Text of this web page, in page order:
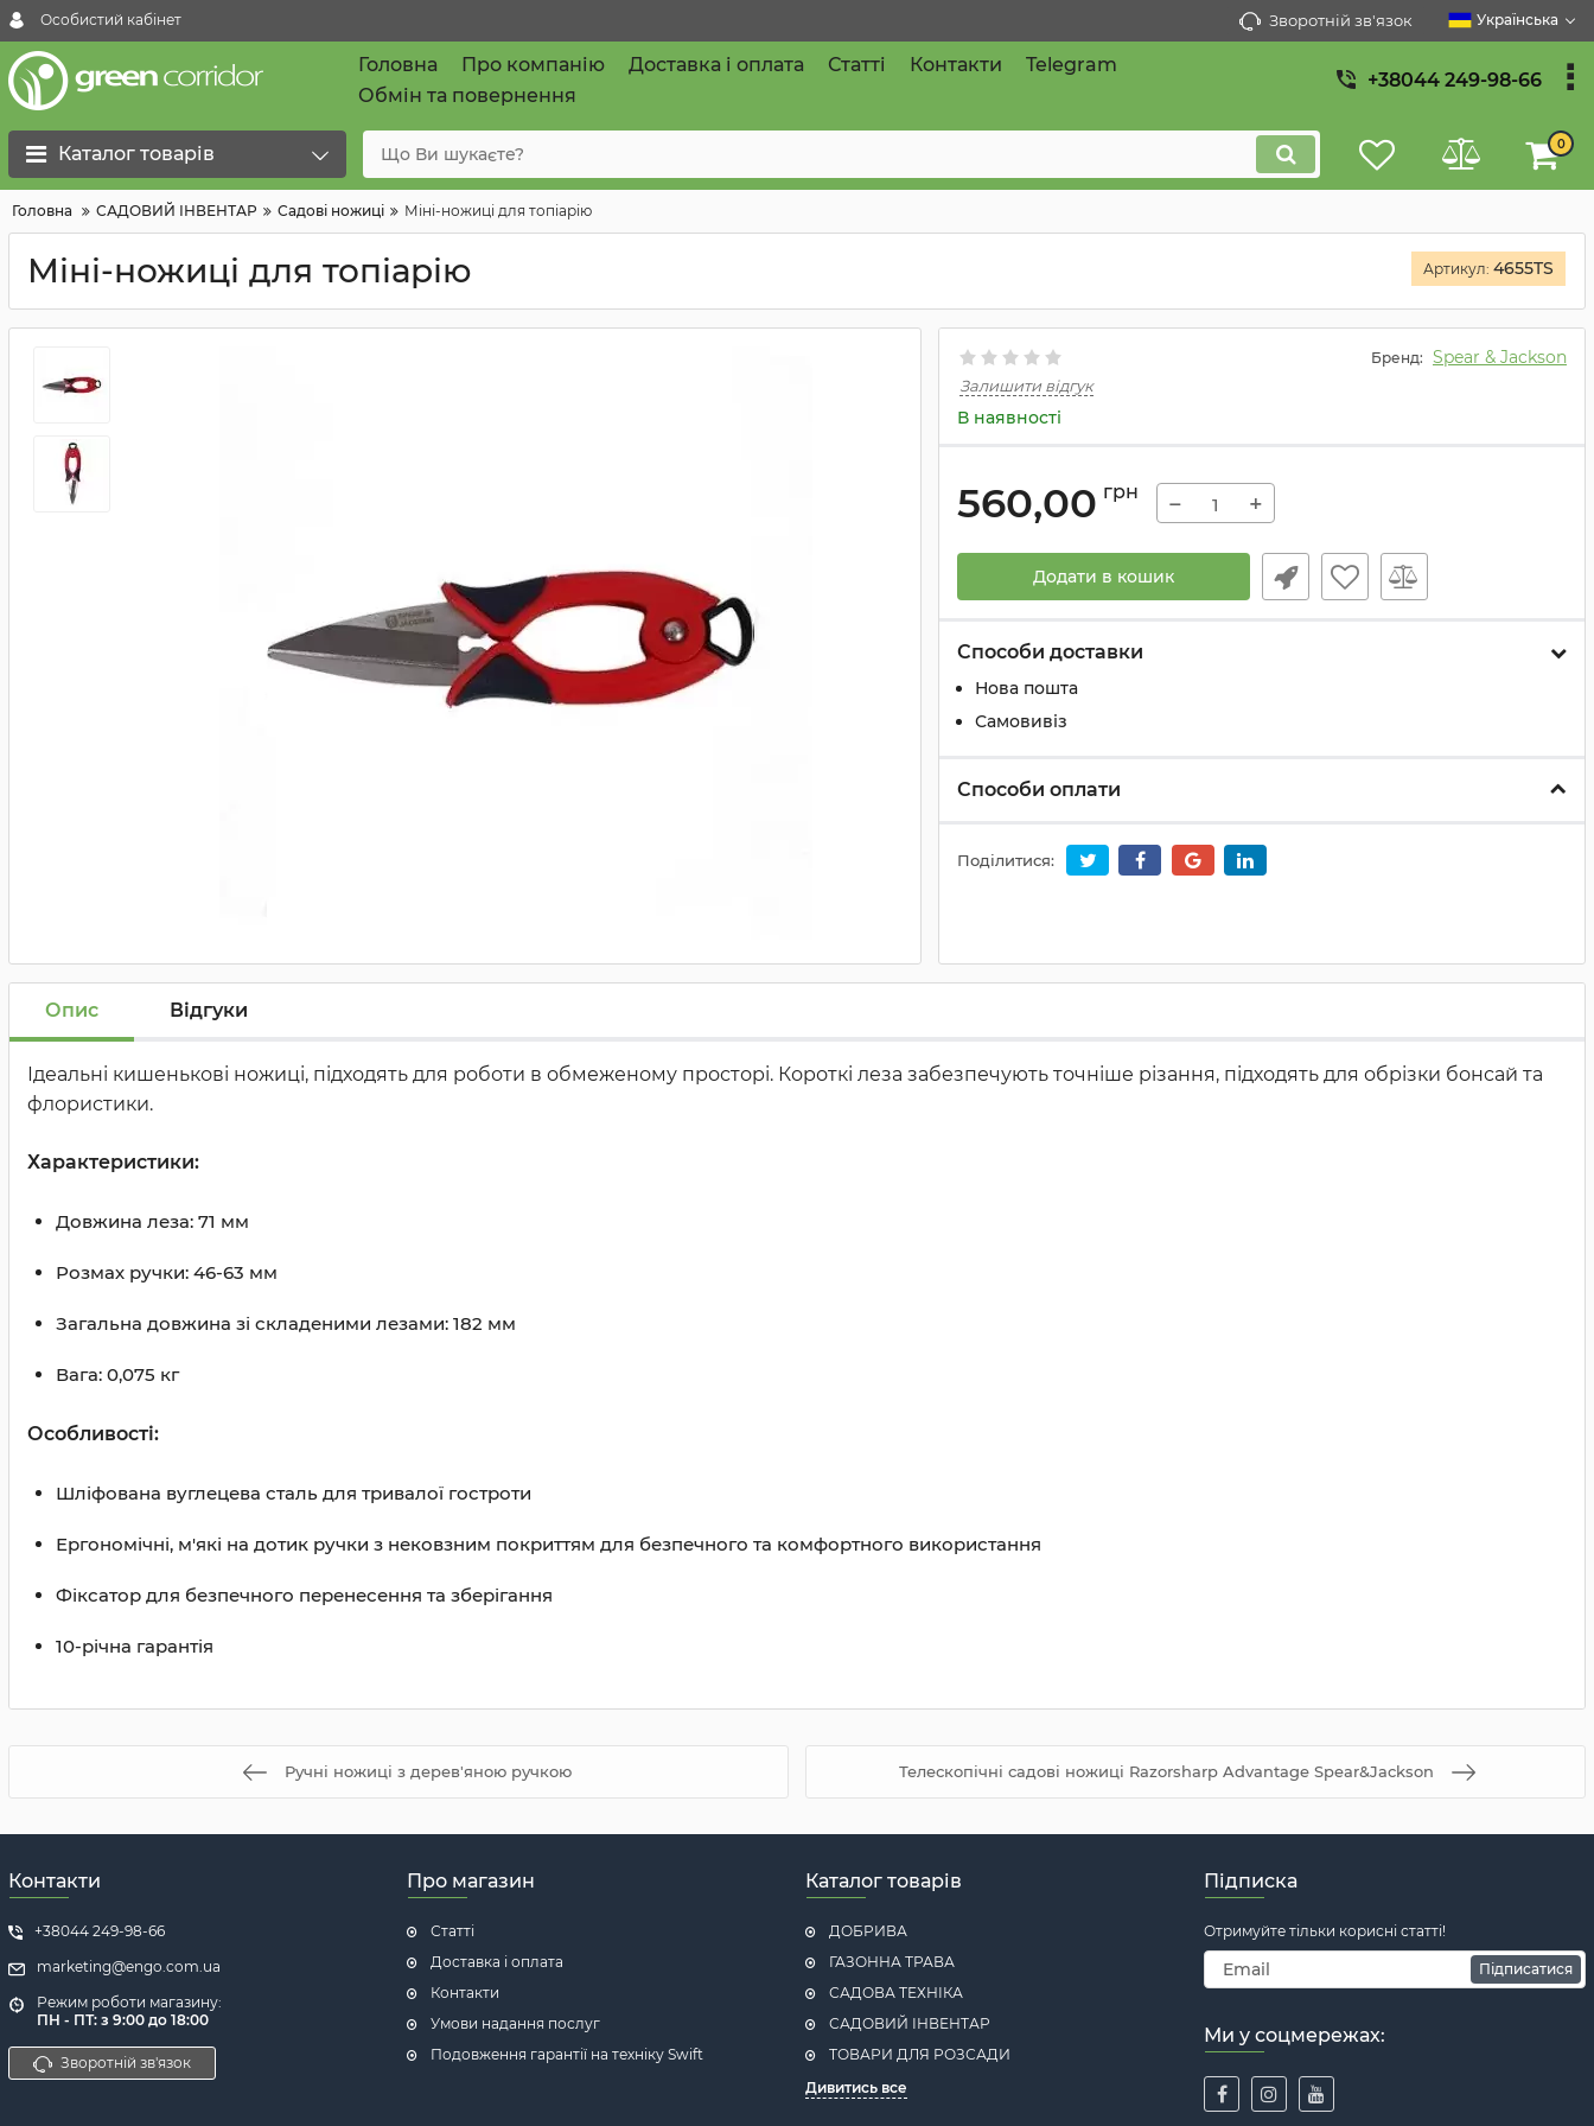
Особистий кабінет Зворотній зв'язок Українська
Головна Про компанію Доставка і оплата Статті Контакти
Telegram
Обмін та повернення
+38044 249-98-66
Каталог товарів 0
Головна САДОВИЙ ІНВЕНТАР Садові ножиці Міні-ножиці для топіарію
Міні-ножиці для топіарію Артикул: 4655TS
Бренд: Spear & Jackson
Залишити відгук
В наявності
560,00 грн − +
Додати в кошик
Способи доставки
Нова пошта
Самовивіз
Способи оплати
Поділитися:
Опис Відгуки
Ідеальні кишенькові ножиці, підходять для роботи в обмеженому просторі. Короткі леза забезпечують точніше різання, підходять для обрізки бонсай та
флористики.
Характеристики:
Довжина леза: 71 мм
Розмах ручки: 46-63 мм
Загальна довжина зі складеними лезами: 182 мм
Вага: 0,075 кг
Особливості:
Шліфована вуглецева сталь для тривалої гостроти
Ергономічні, м'які на дотик ручки з нековзним покриттям для безпечного та комфортного використання
Фіксатор для безпечного перенесення та зберігання
10-річна гарантія
Ручні ножиці з дерев'яною ручкою Телескопічні садові ножиці Razorsharp Advantage Spear&Jackson
Контакти
+38044 249-98-66
marketing@engo.com.ua
Режим роботи магазину:
ПН - ПТ: з 9:00 до 18:00
Зворотній зв'язок
Про магазин
Статті
Доставка і оплата
Контакти
Умови надання послуг
Подовження гарантії на техніку Swift
Каталог товарів
ДОБРИВА
ГАЗОННА ТРАВА
САДОВА ТЕХНІКА
САДОВИЙ ІНВЕНТАР
ТОВАРИ ДЛЯ РОЗСАДИ
Дивитись все
Підписка
Отримуйте тільки корисні статті!
Підписатися
Ми у соцмережах: